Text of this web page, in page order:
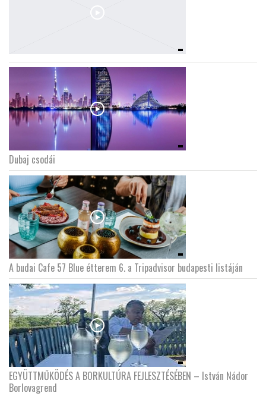
Dubaj csodái
A budai Cafe 57 Blue étterem 6. a Tripadvisor budapesti listáján
EGYÜTTMŰKÖDÉS A BORKULTÚRA FEJLESZTÉSÉBEN – István Nádor
Borlovagrend